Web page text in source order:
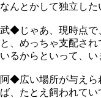
なんとかして独立した
武◆じゃあ、現時点で
と、めっちゃ支配さ
いるからといって、い
阿◆広い場所が与えら
ば、たとえ飼われてい